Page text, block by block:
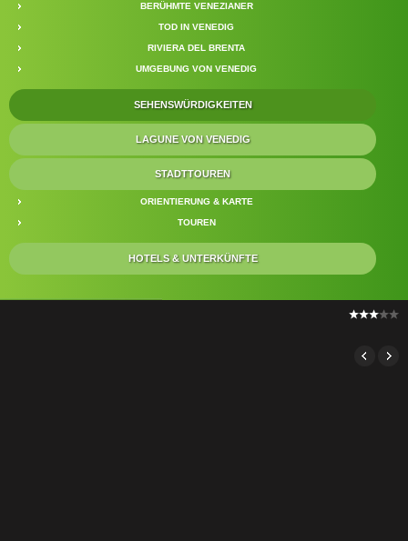
BERÜHMTE VENEZIANER
TOD IN VENEDIG
RIVIERA DEL BRENTA
UMGEBUNG VON VENEDIG
SEHENSWÜRDIGKEITEN
LAGUNE VON VENEDIG
STADTTOUREN
ORIENTIERUNG & KARTE
TOUREN
HOTELS & UNTERKÜNFTE